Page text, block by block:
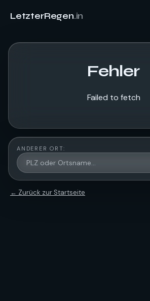
LetzterRegen.in
Fehler
Failed to fetch
ANDERER ORT:
← Zurück zur Startseite